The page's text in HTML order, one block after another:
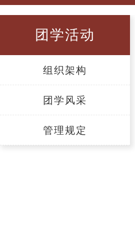
团学活动
组织架构
团学风采
管理规定